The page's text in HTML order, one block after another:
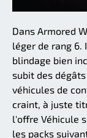
Dans Armored
léger de rang 6.
blindage bien
subit des
véhicules de
craint, à juste
l'offre Véhicule
les packs